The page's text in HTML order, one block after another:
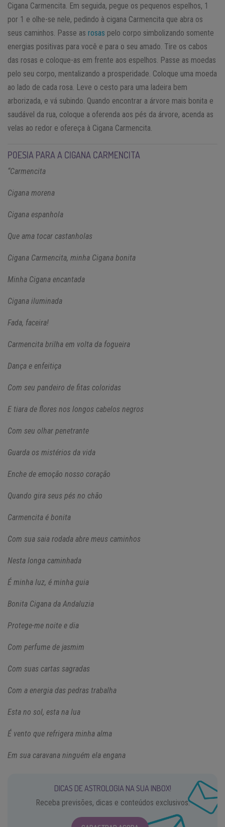
Cigana Carmencita. Em seguida, pegue os pequenos espelhos, 1
por 1 e olhe-se nele, pedindo à cigana Carmencita que abra os
seus caminhos. Passe as rosas pelo corpo simbolizando somente
energias positivas para você e para o seu amado. Tire os cabos
das rosas e coloque-as em frente aos espelhos. Passe as moedas
pelo seu corpo, mentalizando a prosperidade. Coloque uma moeda
ao lado de cada rosa. Leve o cesto para uma ladeira bem
arborizada, e vá subindo. Quando encontrar a árvore mais bonita e
saudável da rua, coloque a oferenda aos pés da árvore, acenda as
velas ao redor e ofereça à Cigana Carmencita.
POESIA PARA A CIGANA CARMENCITA
“Carmencita
Cigana morena
Cigana espanhola
Que ama tocar castanholas
Cigana Carmencita, minha Cigana bonita
Minha Cigana encantada
Cigana iluminada
Fada, faceira!
Carmencita brilha em volta da fogueira
Dança e enfeitiça
Com seu pandeiro de fitas coloridas
E tiara de flores nos longos cabelos negros
Com seu olhar penetrante
Guarda os mistérios da vida
Enche de emoção nosso coração
Quando gira seus pés no chão
Carmencita é bonita
Com sua saia rodada abre meus caminhos
Nesta longa caminhada
É minha luz, é minha guia
Bonita Cigana da Andaluzia
Protege-me noite e dia
Com perfume de jasmim
Com suas cartas sagradas
Com a energia das pedras trabalha
Esta no sol, esta na lua
É vento que refrigera minha alma
Em sua caravana ninguém ela engana
DICAS DE ASTROLOGIA NA SUA INBOX!
Receba previsões, dicas e conteúdos exclusivos.